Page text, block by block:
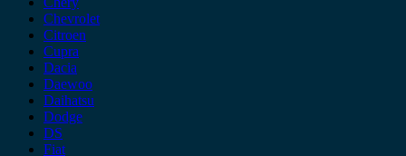
Chevrolet
Citroen
Cupra
Dacia
Daewoo
Daihatsu
Dodge
DS
Fiat